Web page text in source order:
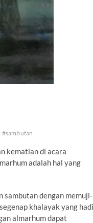
kematian di acara
adalah hal yang
sambutan dengan memuji-
khalayak yang
almarhum dapat